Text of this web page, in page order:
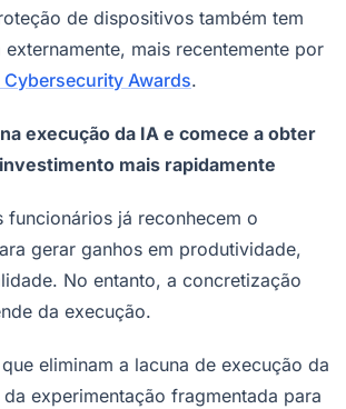
de dispositivos também tem
mais recentemente por
Cybersecurity Awards.
execução da IA e comece a obter
mais rapidamente
funcionários já reconhecem o
gerar ganhos em produtividade,
No entanto, a concretização
da execução.
eliminam a lacuna de execução da
experimentação fragmentada para